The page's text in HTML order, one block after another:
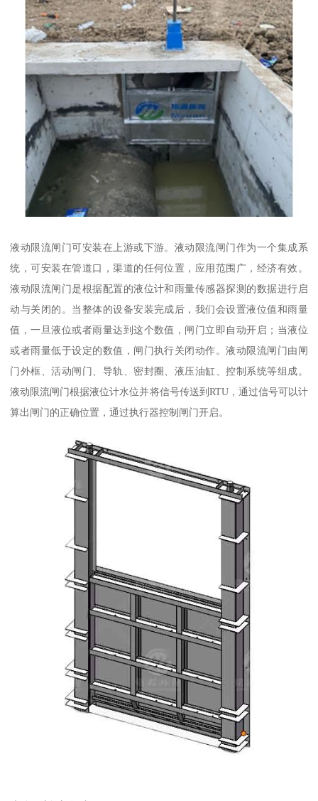
液动限流闸门可安装在上游或下游。液动限流闸门作为一个集成系
统，可安装在管道口，渠道的任何位置，应用范围广，经济有效。
液动限流闸门是根据配置的液位计和雨量传感器探测的数据进行启
动与关闭的。当整体的设备安装完成后，我们会设置液位值和雨量
值，一旦液位或者雨量达到这个数值，闸门立即自动开启；当液位
或者雨量低于设定的数值，闸门执行关闭动作。液动限流闸门由闸
门外框、活动闸门、导轨、密封圈、液压油缸、控制系统等组成。
液动限流闸门根据液位计水位并将信号传送到RTU，通过信号可以计
算出闸门的正确位置，通过执行器控制闸门开启。